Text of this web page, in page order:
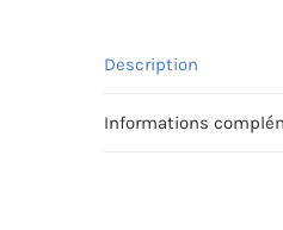
Description
Informations